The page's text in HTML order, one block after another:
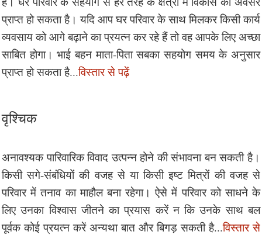
प्राप्त हो सकता है। यदि आप घर परिवार के साथ मिलकर किसी कार्य
व्यवसाय को आगे बढ़ाने का प्रयत्न कर रहे हैं तो वह आपके लिए अच्छा
साबित होगा। भाई बहन माता-पिता सबका सहयोग समय के अनुसार
प्राप्त हो सकता है...विस्तार से पढ़ें
वृश्चिक
अनावश्यक पारिवारिक विवाद उत्पन्न होने की संभावना बन सकती है।
किसी सगे-संबंधियों की वजह से या किसी इष्ट मित्रों की वजह से
परिवार में तनाव का माहौल बना रहेगा। ऐसे में परिवार को साधने के
लिए उनका विश्वास जीतने का प्रयास करें न कि उनके साथ बल
पूर्वक कोई प्रयत्न करें अन्यथा बात और बिगड़ सकती है...विस्तार से